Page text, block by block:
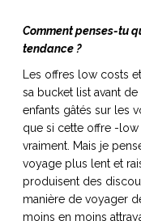
Comment penses-tu
tendance ?
Les offres low costs
sa bucket list avant
enfants gâtés sur les
que si cette offre -
vraiment. Mais je
voyage plus lent et
produisent des
manière de voyager
moins en moins